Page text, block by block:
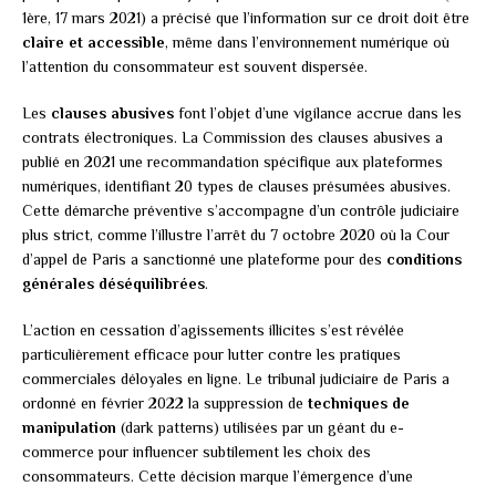
1ère, 17 mars 2021) a précisé que l’information sur ce droit doit être
claire et accessible, même dans l’environnement numérique où
l’attention du consommateur est souvent dispersée.
Les clauses abusives font l’objet d’une vigilance accrue dans les
contrats électroniques. La Commission des clauses abusives a
publié en 2021 une recommandation spécifique aux plateformes
numériques, identifiant 20 types de clauses présumées abusives.
Cette démarche préventive s’accompagne d’un contrôle judiciaire
plus strict, comme l’illustre l’arrêt du 7 octobre 2020 où la Cour
d’appel de Paris a sanctionné une plateforme pour des conditions
générales déséquilibrées.
L’action en cessation d’agissements illicites s’est révélée
particulièrement efficace pour lutter contre les pratiques
commerciales déloyales en ligne. Le tribunal judiciaire de Paris a
ordonné en février 2022 la suppression de techniques de
manipulation (dark patterns) utilisées par un géant du e-
commerce pour influencer subtilement les choix des
consommateurs. Cette décision marque l’émergence d’une